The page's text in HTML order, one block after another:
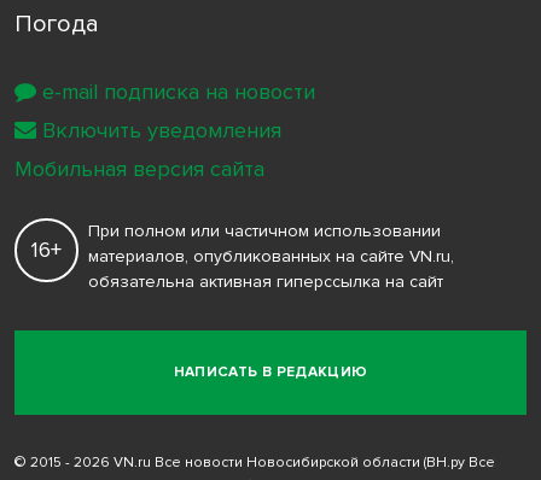
Погода
НАПИСАТЬ В РЕДАКЦИЮ
16+
При полном или частичном использовании
материалов, опубликованных на сайте VN.ru,
обязательна активная гиперссылка на сайт
© 2015 - 2026 VN.ru Все новости Новосибирской области (ВН.ру Все
e-mail подписка на новости
Включить уведомления
Мобильная версия сайта